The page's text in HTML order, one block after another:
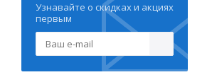
Узнавайте о скидках и акциях
первым